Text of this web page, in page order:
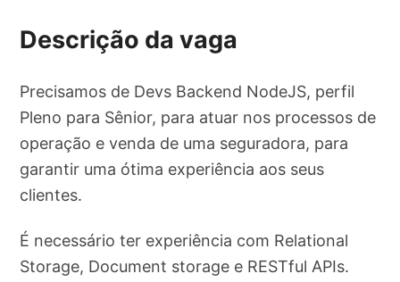
Descrição da vaga
Precisamos de Devs Backend NodeJS, perfil
Pleno para Sênior, para atuar nos processos de
operação e venda de uma seguradora, para
garantir uma ótima experiência aos seus
clientes.
É necessário ter experiência com Relational
Storage, Document storage e RESTful APIs.